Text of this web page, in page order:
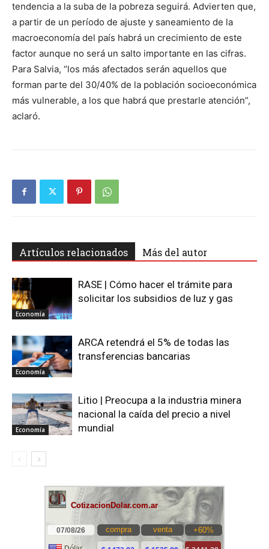
tendencia a la suba de la pobreza seguirá. Advierten que,
a partir de un período de ajuste y saneamiento de la
macroeconomía del país habrá un crecimiento de este
factor aunque no será un salto importante en las cifras.
Para Salvia, “los más afectados serán aquellos que
forman parte del 30/40% de la población socioeconómica
más vulnerable, a los que habrá que prestarle atención”,
aclaró.
Artículos relacionados Más del autor
Economía
RASE | Cómo hacer el trámite para
solicitar los subsidios de luz y gas
Economía
ARCA retendrá el 5% de todas las
transferencias bancarias
Economía
Litio | Preocupa a la industria minera
nacional la caída del precio a nivel
mundial